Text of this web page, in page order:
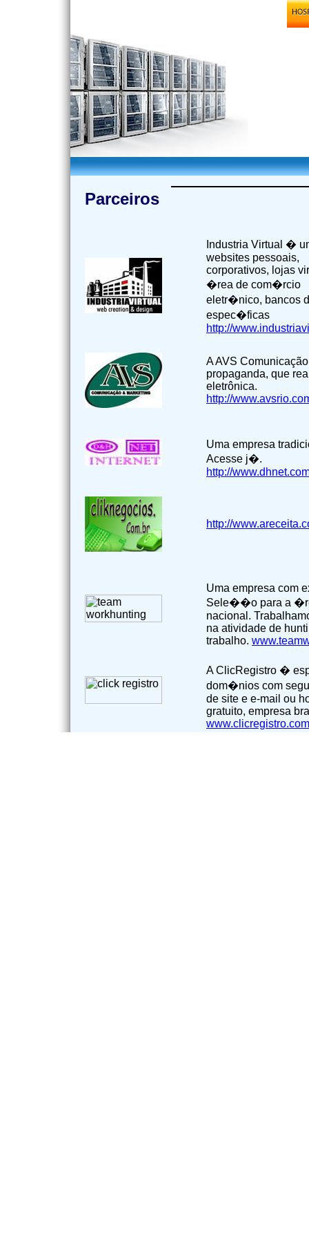
Parceiros
Industria Virtual �
websites pessoais,
corporativos, lojas
�rea de com�rcio
eletr�nico, bancos
espec�ficas
http://
A AVS
propaganda, que
eletrônica.
http://
Uma empresa
Acesse j�.
http://
http://
Uma empresa com
Sele��o para a
nacional.
na atividade de
trabalho.
A ClicRegistro �
dom�nios com
de site e e-mail ou
gratuito, empresa
www.clicregistro.com